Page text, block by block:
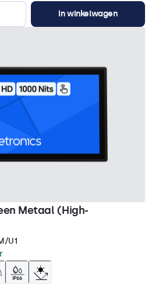
In winkelwagen
Metaal (High-
U1